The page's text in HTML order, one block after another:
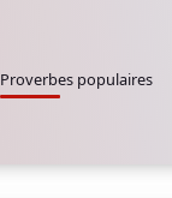
Proverbes populaires